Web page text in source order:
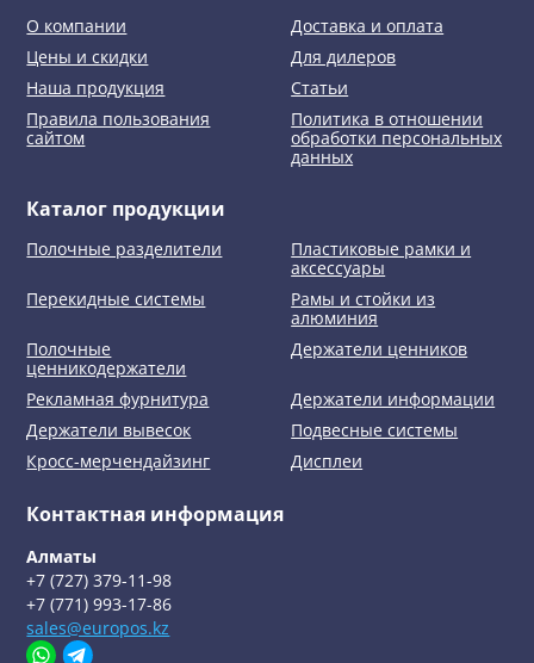
О компании
Доставка и оплата
Цены и скидки
Для дилеров
Наша продукция
Статьи
Правила пользования
сайтом
Политика в отношении
обработки персональных
данных
Каталог продукции
Полочные разделители
Пластиковые рамки и
аксессуары
Перекидные системы
Рамы и стойки из
алюминия
Полочные
ценникодержатели
Держатели ценников
Рекламная фурнитура
Держатели информации
Держатели вывесок
Подвесные системы
Кросс-мерчендайзинг
Дисплеи
Контактная информация
Алматы
+7 (727) 379-11-98
+7 (771) 993-17-86
sales@europos.kz